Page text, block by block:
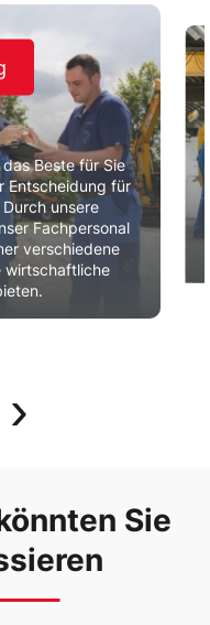
Beste für Sie
Entscheidung für
unsere
Fachpersonal
verschiedene
wirtschaftliche
›
Sie